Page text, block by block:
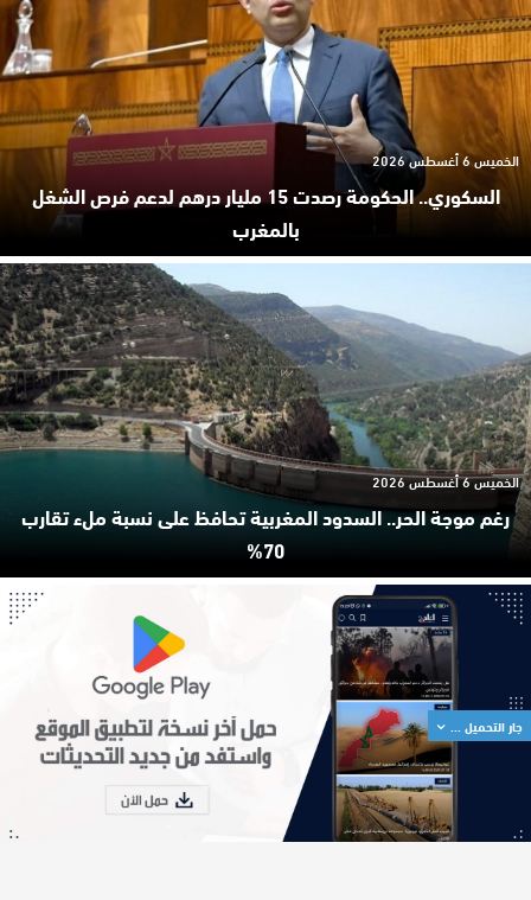
السكوري.. الحكومة رصدت 15 مليار درهم لدعم فرص الشغل
بالمغرب
الخميس 6 أغسطس 2026
رغم موجة الحر.. السدود المغربية تحافظ على نسبة ملء تقارب
70%
الخميس 6 أغسطس 2026
جار التحميل ...